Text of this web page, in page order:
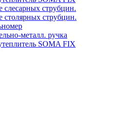
слесарных струбцин.
столярных струбцин.
металл. ручка
SOMA FIX